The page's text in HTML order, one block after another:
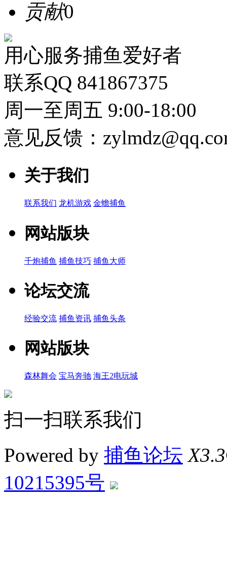
贡献0
用心服务捕鱼爱好者
联系QQ 841867375
周一至周五 9:00-18:00
意见反馈：
关于我们
联系我们 龙机游戏 金蟾捕鱼
网站版块
千炮捕鱼 捕鱼技巧 捕鱼大师
论坛交流
经验交流 捕鱼资讯 捕鱼头条
网站版块
森林舞会 宝马奔驰 海王2电玩城
扫一扫联系我们
Powered by 捕鱼论坛 X3.3
10215395号